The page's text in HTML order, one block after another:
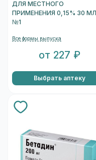
ДЛЯ МЕСТНОГО
ПРИМЕНЕНИЯ 0,15% 30 МЛ
№1
Все формы выпуска
от 227 ₽
Выбрать аптеку